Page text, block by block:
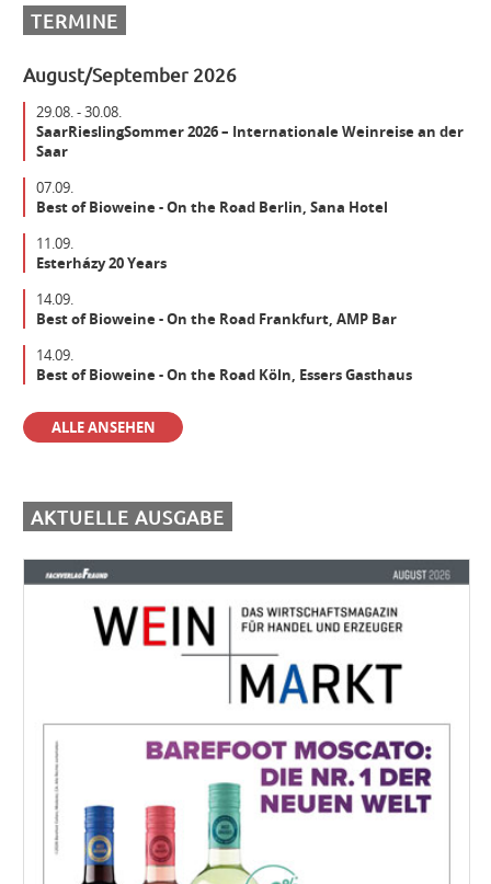
Mitarbeiter (m/w/d) Vinothek
Senior Brand Builder (m/w/d)
Maschinist Weinbau/Landwirt (m/w/d)
Landmaschinenmechatroniker Weinbau (m/w/d)
Gebietsverkaufsleiter WEST (m/w/d)
Der beste Weinfachhandel 2024 sucht Verstärkung
Einkäufer/Einkäuferin Wein (m/w/d) für den operativen Einkauf
TERMINE
August/September 2026
29.08. - 30.08.
SaarRieslingSommer 2026 – Internationale Weinreise an der
Saar
07.09.
Best of Bioweine - On the Road Berlin, Sana Hotel
11.09.
Esterházy 20 Years
14.09.
Best of Bioweine - On the Road Frankfurt, AMP Bar
14.09.
Best of Bioweine - On the Road Köln, Essers Gasthaus
ALLE ANSEHEN
AKTUELLE AUSGABE